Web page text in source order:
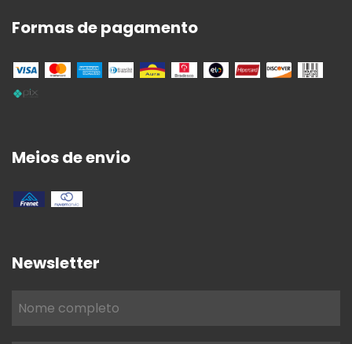
Formas de pagamento
Meios de envio
Newsletter